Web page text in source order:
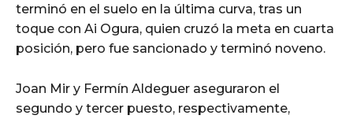
terminó en el suelo en la última curva, tras un
toque con Ai Ogura, quien cruzó la meta en cuarta
posición, pero fue sancionado y terminó noveno.
Joan Mir y Fermín Aldeguer aseguraron el
segundo y tercer puesto, respectivamente,